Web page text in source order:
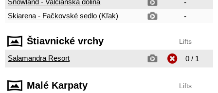
Snowland - Valčianska dolina
-
Skiarena - Fačkovské sedlo (Kľak)
-
Štiavnické vrchy Lifts
Salamandra Resort 0 / 1
Malé Karpaty Lifts